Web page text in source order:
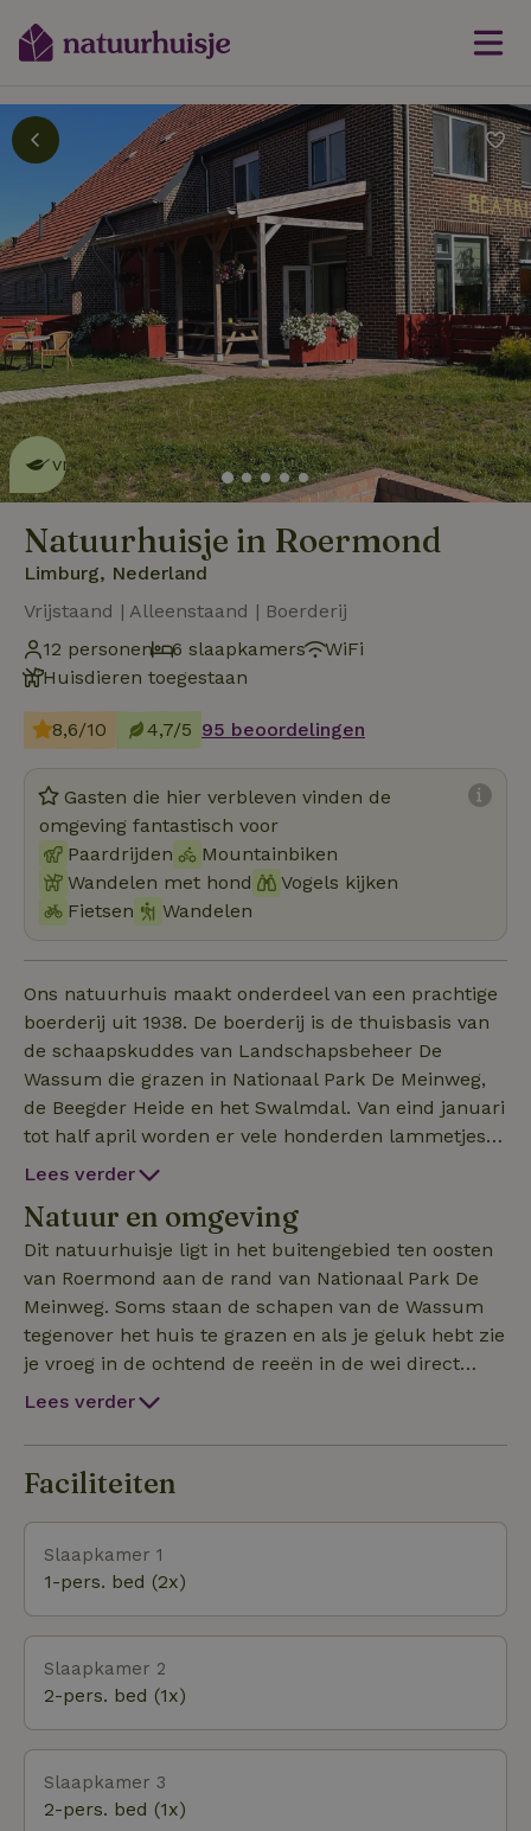
Dit natuurhuisje is eco-
vriendelijklees meer
Natuurhuisje in Roermond
Limburg, Nederland
Vrijstaand | Alleenstaand | Boerderij
12 personen
6 slaapkamers
WiFi
Huisdieren toegestaan
8,6/10 4,7/5 95 beoordelingen
Gasten die hier verbleven vinden de
omgeving fantastisch voor
Paardrijden
Mountainbiken
Wandelen met hond
Vogels kijken
Fietsen
Wandelen
Ons natuurhuis maakt onderdeel van een prachtige
boerderij uit 1938. De boerderij is de thuisbasis van
de schaapskuddes van Landschapsbeheer De
Wassum die grazen in Nationaal Park De Meinweg,
de Beegder Heide en het Swalmdal. Van eind januari
tot half april worden er vele honderden lammetjes
geboren. Kom daar van genieten. Een rondleiding op
extra kosten mogelijk! Het woonhuis van de
boerderij is volledig gerenoveerd en ingericht als
modern en compleet vakantiehuis voor 12 personen.
Op de begane grond is een extra slaapbank in de
woonkamer (zie foto's) en sanitair voor hen die
minder mobiel zijn. Dit natuurhuisje is een heerlijke
uitvalsbasis voor uitstapjes naar Roermond,
echte shopliefhebbers is de Designer Outlet in
Roermond vlak bij. Nabij is een prachtig zwembad.
kleding gemaakt wordt van de wol van onze eigen
Lees verder
Natuur en omgeving
Dit natuurhuisje ligt in het buitengebied ten oosten
van Roermond aan de rand van Nationaal Park De
Meinweg. Soms staan de schapen van de Wassum
tegenover het huis te grazen en als je geluk hebt zie
je vroeg in de ochtend de reeën in de wei direct
naast het huis! En dan is er nog de bever die
in overvloed en komen zelfs de wilde zwijnen
regelmatig op bezoek! Wandel gewoon eens over ons
De hoeve ligt in de Meinwegregio en het
Nationaalpark de Meinweg is dan ook gemakkelijk
bereikbaar met de fiets, lopend of met de auto. Daar
vindt u de herders van de Wassum met hun
schaapskuddes. Vlakbij is het bijzonder mooie
gebied het Swalmdal en dit gebied strekt zich uit
over zowel Nederland als Duitsland. Op de boerderij
is een kleine manege waar u onder toezicht paard
kan rijden. Een eigen paard meenemen is ook mogelijk.
Lees verder
Faciliteiten
Slaapkamer 1
1-pers. bed (2x)
Slaapkamer 2
2-pers. bed (1x)
Slaapkamer 3
2-pers. bed (1x)